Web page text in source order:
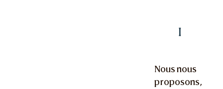
I
Nous nous
proposons,